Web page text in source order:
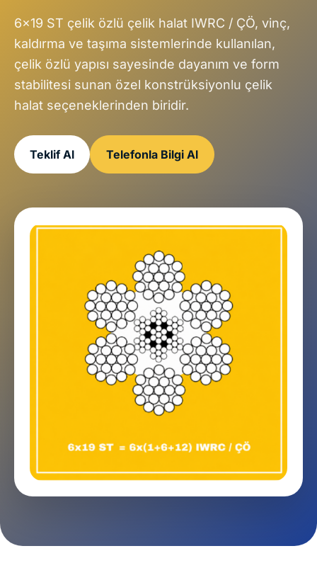
6x19 ST çelik özlü çelik halat IWRC / ÇÖ, vinç,
kaldırma ve taşıma sistemlerinde kullanılan,
çelik özlü yapısı sayesinde dayanım ve form
stabilitesi sunan özel konstrüksiyonlu çelik
halat seçeneklerinden biridir.
Teklif Al Telefonla Bilgi Al